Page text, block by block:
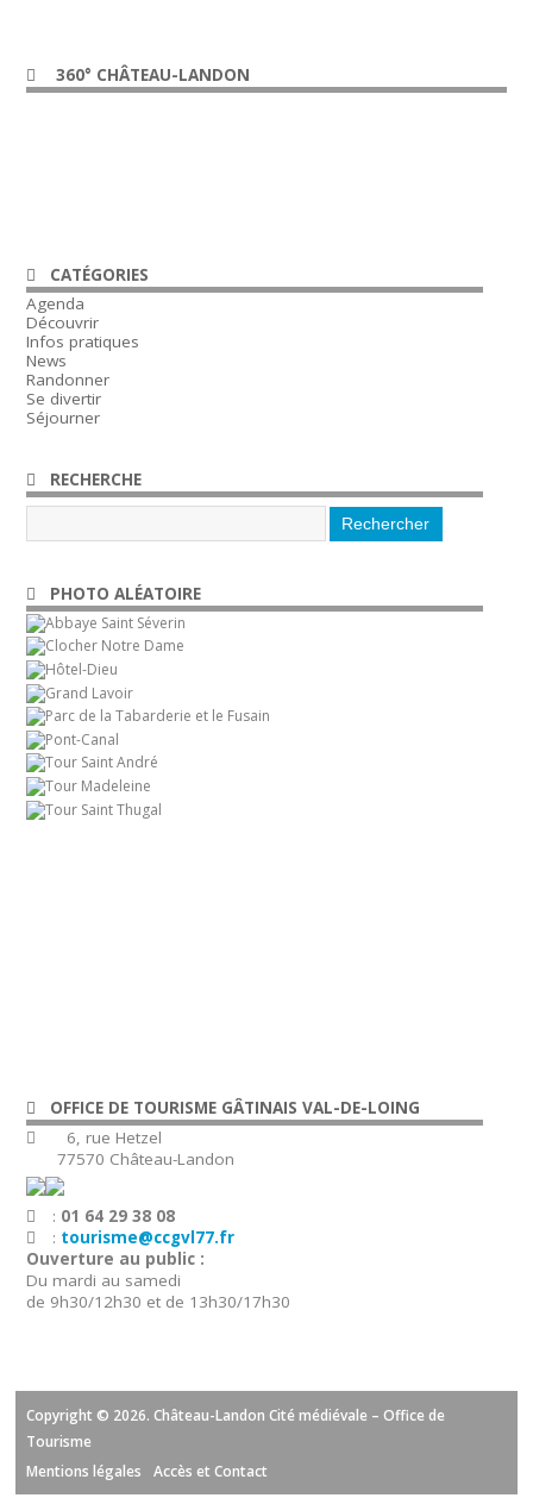
360° CHÂTEAU-LANDON
CATÉGORIES
Agenda
Découvrir
Infos pratiques
News
Randonner
Se divertir
Séjourner
RECHERCHE
PHOTO ALÉATOIRE
OFFICE DE TOURISME GÂTINAIS VAL-DE-LOING
6, rue Hetzel
77570 Château-Landon
: 01 64 29 38 08
: tourisme@ccgvl77.fr
Ouverture au public :
Du mardi au samedi
de 9h30/12h30 et de 13h30/17h30
Copyright © 2026. Château-Landon Cité médiévale – Office de
Tourisme
Mentions légales
Accès et Contact